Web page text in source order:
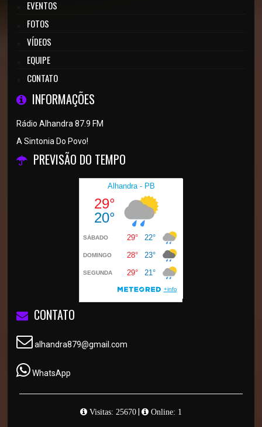
EVENTOS
FOTOS
VÍDEOS
EQUIPE
CONTATO
INFORMAÇÕES
Rádio Alhandra 87.9 FM
A Sintonia Do Povo!
PREVISÃO DO TEMPO
CONTATO
alhandra879@gmail.com
WhatsApp
Visitas: 25670| Online: 1